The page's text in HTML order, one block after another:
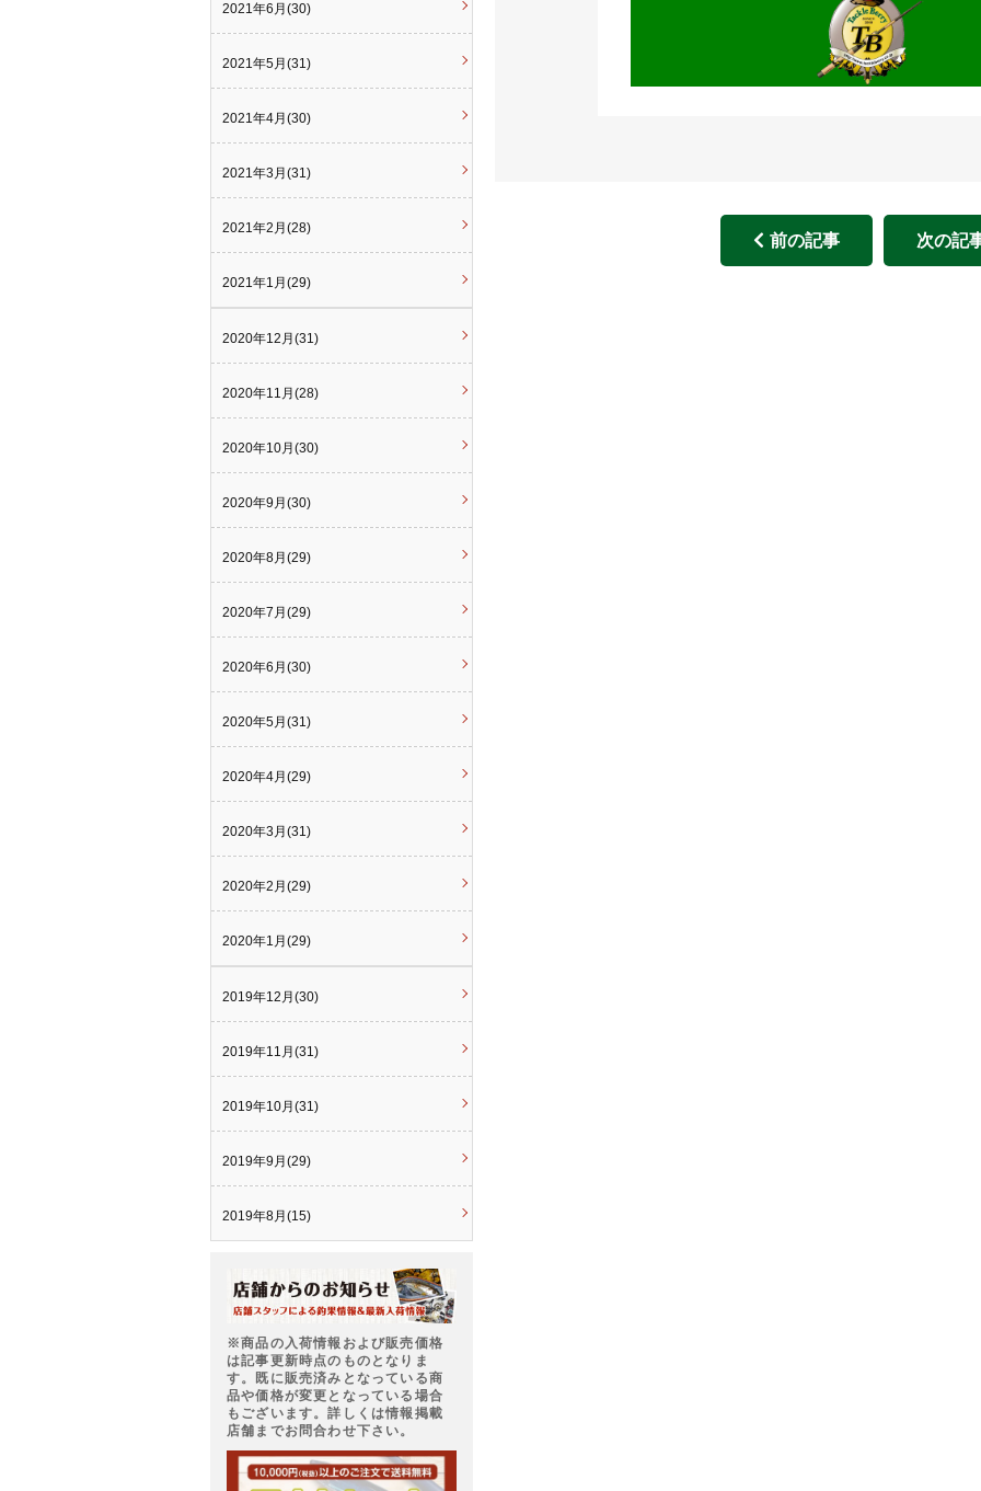
前の記事 次の記
2021年6月(30)
2021年5月(31)
2021年4月(30)
2021年3月(31)
2021年2月(28)
2021年1月(29)
2020年12月(31)
2020年11月(28)
2020年10月(30)
2020年9月(30)
2020年8月(29)
2020年7月(29)
2020年6月(30)
2020年5月(31)
2020年4月(29)
2020年3月(31)
2020年2月(29)
2020年1月(29)
2019年12月(30)
2019年11月(31)
2019年10月(31)
2019年9月(29)
2019年8月(15)
※商品の入荷情報および販売価格
は記事更新時点のものとなりま
す。既に販売済みとなっている商
品や価格が変更となっている場合
もございます。詳しくは情報掲載
店舗までお問合わせ下さい。